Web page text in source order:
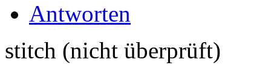
Antworten
stitch (nicht überprüft)